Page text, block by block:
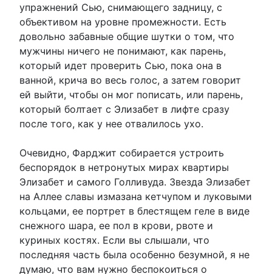
упражнений Сью, снимающего задницу, с
объективом на уровне промежности. Есть
довольно забавные общие шутки о том, что
мужчины ничего не понимают, как парень,
который идет проверить Сью, пока она в
ванной, крича во весь голос, а затем говорит
ей выйти, чтобы он мог пописать, или парень,
который болтает с Элизабет в лифте сразу
после того, как у нее отвалилось ухо.
Очевидно, Фарджит собирается устроить
беспорядок в нетронутых мирах квартиры
Элизабет и самого Голливуда. Звезда Элизабет
на Аллее славы измазана кетчупом и луковыми
кольцами, ее портрет в блестящем геле в виде
снежного шара, ее пол в крови, рвоте и
куриных костях. Если вы слышали, что
последняя часть была особенно безумной, я не
думаю, что вам нужно беспокоиться о